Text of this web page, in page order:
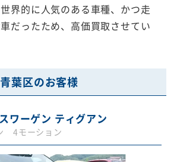
界的に人気のある車種、かつ走
だったため、高価買取させてい
葉区のお客様
ワーゲン ティグアン
4モーション